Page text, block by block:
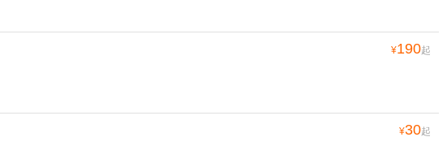
¥190起
¥30起